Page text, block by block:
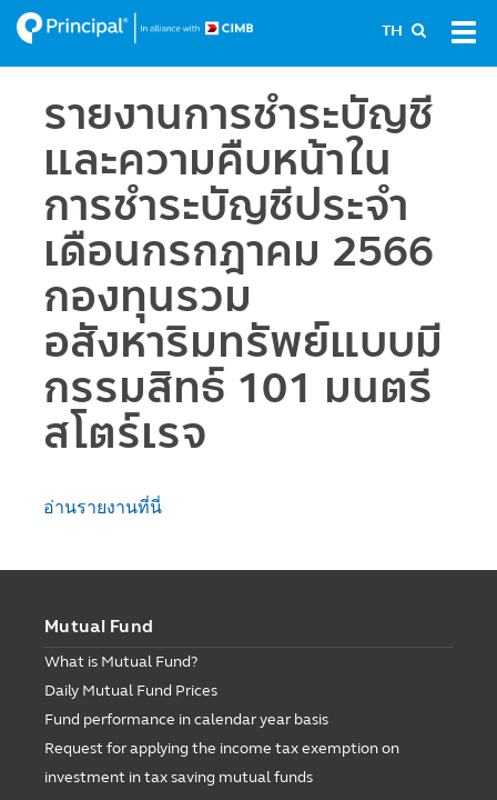
Skip
to
TH
รายงานการชำระบัญชี
และความคืบหน้าใน
การชำระบัญชีประจำ
เดือนกรกฎาคม 2566
กองทุนรวม
อสังหาริมทรัพย์แบบมี
กรรมสิทธ์ 101 มนตรี
สโตร์เรจ
อ่านรายงานที่นี่
Mutual Fund
What is Mutual Fund?
Daily Mutual Fund Prices
Fund performance in calendar year basis
Request for applying the income tax exemption on
investment in tax saving mutual funds